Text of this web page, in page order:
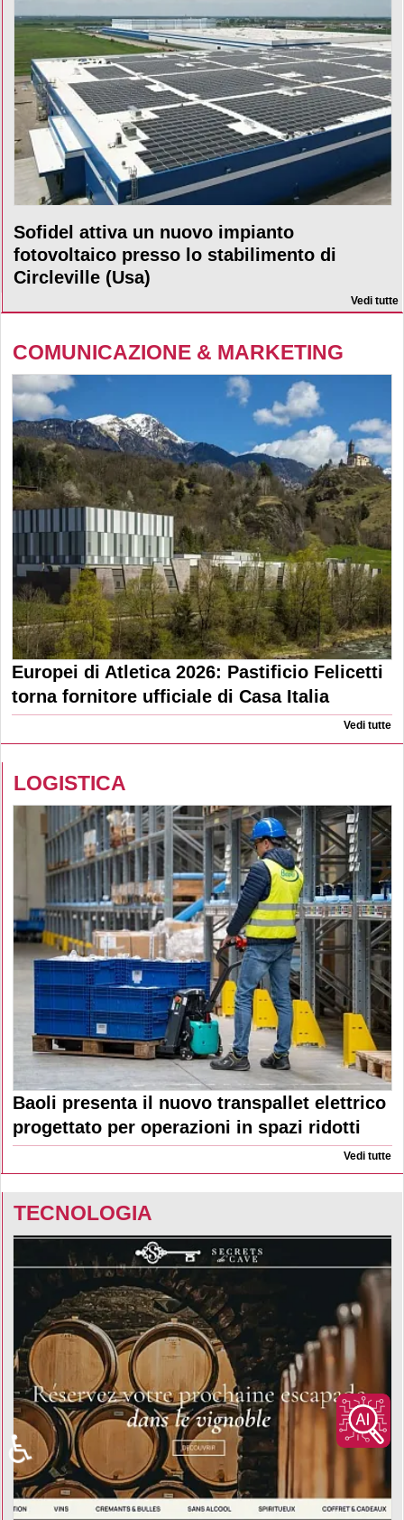
Sofidel attiva un nuovo impianto
fotovoltaico presso lo stabilimento di
Circleville (Usa)
Vedi tutte
COMUNICAZIONE & MARKETING
Europei di Atletica 2026: Pastificio Felicetti
torna fornitore ufficiale di Casa Italia
Vedi tutte
LOGISTICA
Baoli presenta il nuovo transpallet elettrico
progettato per operazioni in spazi ridotti
Vedi tutte
TECNOLOGIA